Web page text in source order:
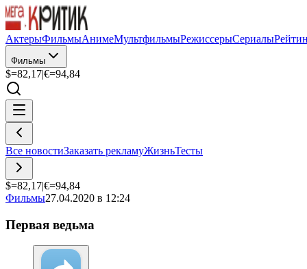
АктерыФильмыАнимеМультфильмыРежиссерыСериалы
Фильмы
$=82,17|€=94,84
Все новостиЗаказать рекламуЖизньТесты
$=82,17|€=94,84
Фильмы27.04.2020 в 12:24
Первая ведьма